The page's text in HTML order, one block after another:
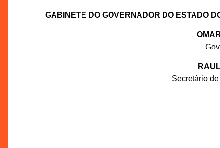
GABINETE DO GOVERNADOR DO ESTADO
Secretário